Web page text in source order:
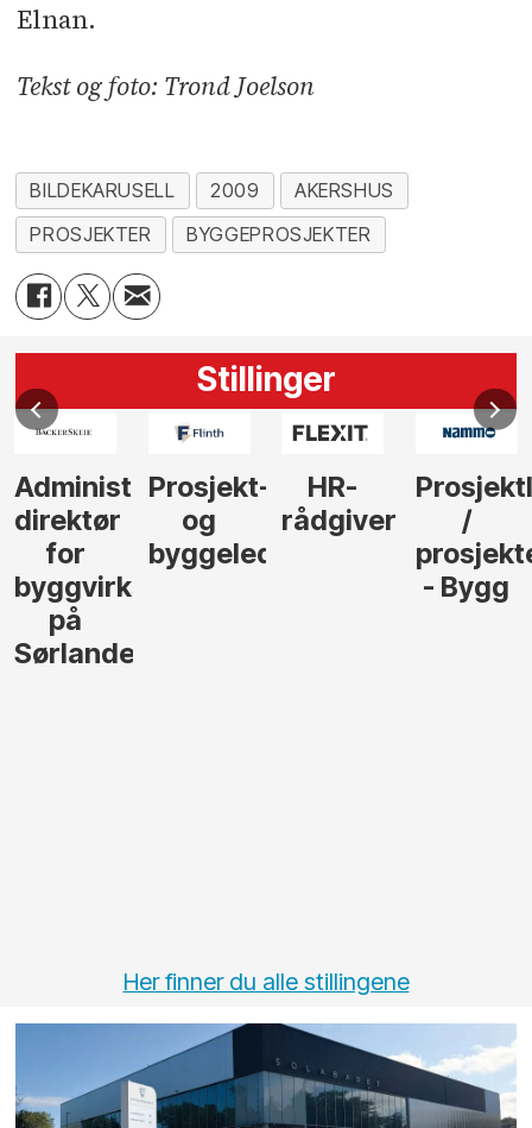
Elnan.
Tekst og foto: Trond Joelson
BILDEKARUSELL 2009
AKERSHUS
PROSJEKTER
BYGGEPROSJEKTER
Stillinger
Administrerende
direktør
for
byggvirksomhet
på
Sørlandet
Prosjekt-
og
byggeleder
HR-
rådgiver
/
- Bygg
Her finner du alle stillingene